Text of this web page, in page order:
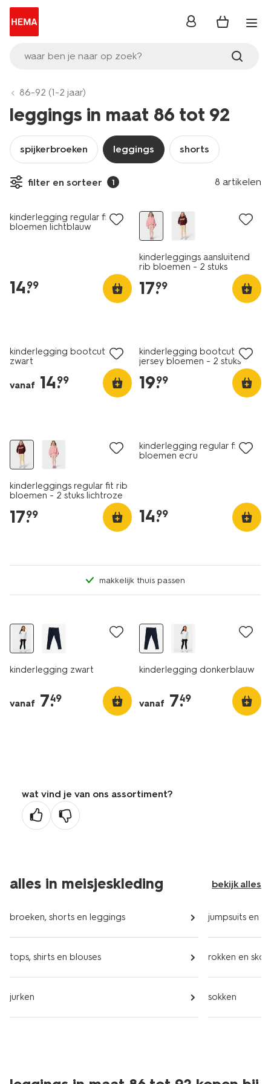
waar ben je naar op zoek?
inloggen
86-92 (1-2 jaar)
leggings in maat 86 tot 92
spijkerbroeken leggings shorts
filter en sorteer 1 8 artikelen
nieuw
kinderlegging regular fit rib
bloemen lichtblauw
14.
99
kinderleggings aansluitend
rib bloemen - 2 stuks
17.
99
kinderlegging bootcut rib
zwart
vanaf 14.
99
kinderlegging bootcut rib
jersey bloemen - 2 stuks
19.
99
kinderleggings regular fit rib
bloemen - 2 stuks lichtroze
17.
99
kinderlegging regular fit rib
bloemen ecru
14.
99
makkelijk thuis passen
kinderlegging zwart
vanaf 7.
49
kinderlegging donkerblauw
vanaf 7.
49
wat vind je van ons assortiment?
alles in meisjeskleding bekijk alles
broeken, shorts en leggings
tops, shirts en blouses
jurken
jumpsuits en
rokken en
sokken